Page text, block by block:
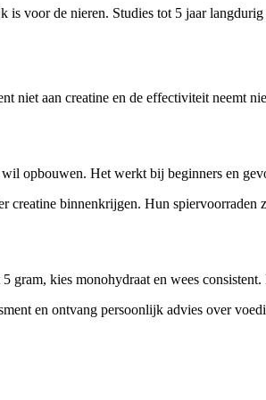
voor de nieren. Studies tot 5 jaar
niet aan creatine en de effectiviteit neemt
opbouwen. Het werkt bij beginners en
binnenkrijgen. Hun
kies monohydraat en wees
en ontvang persoonlijk advies over